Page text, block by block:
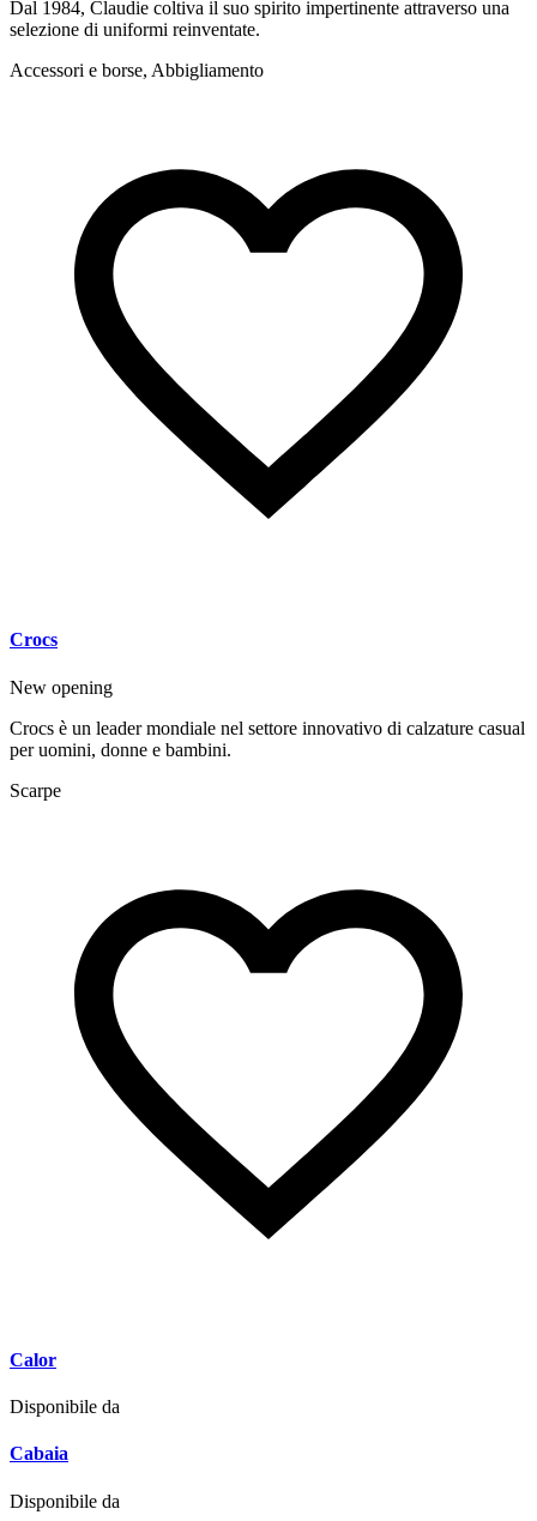
Dal 1984, Claudie coltiva il suo spirito impertinente attraverso una
selezione di uniformi reinventate.
Accessori e borse, Abbigliamento
Crocs
New opening
Crocs è un leader mondiale nel settore innovativo di calzature casual
per uomini, donne e bambini.
Scarpe
Calor
Disponibile da
Cabaia
Disponibile da